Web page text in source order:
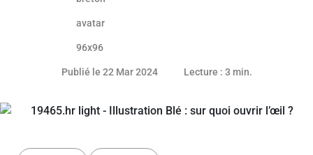
Publié le 22 Mar 202421 mars 2024
Lecture : 3 min.